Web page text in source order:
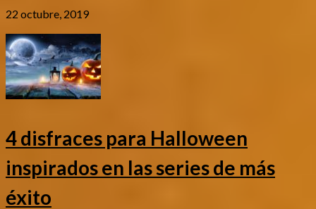
22 octubre, 2019
4 disfraces para Halloween
inspirados en las series de más
éxito